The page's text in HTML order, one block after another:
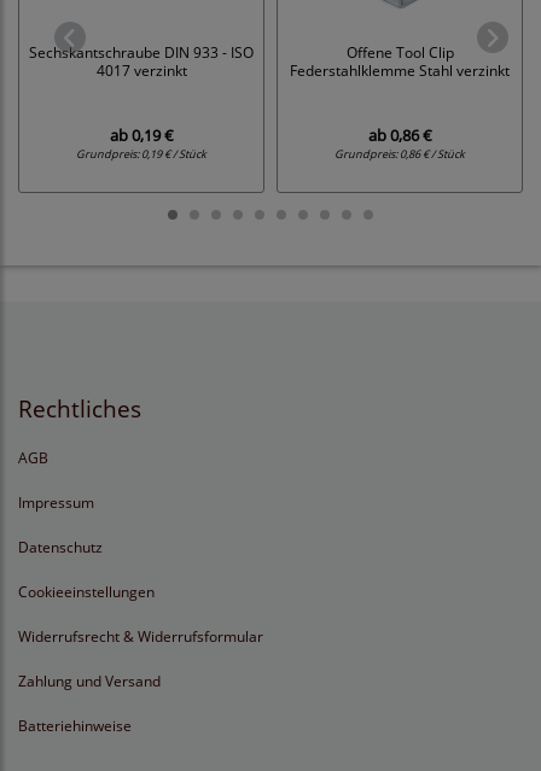
Sechskantschraube DIN 933 - ISO
4017 verzinkt
ab0,19 €
Grundpreis:0,19 € / Stück
Offene Tool Clip
Federstahlklemme Stahl verzinkt
ab0,86 €
Grundpreis:0,86 € / Stück
Rechtliches
AGB
Impressum
Datenschutz
Cookieeinstellungen
Widerrufsrecht & Widerrufsformular
Zahlung und Versand
Batteriehinweise